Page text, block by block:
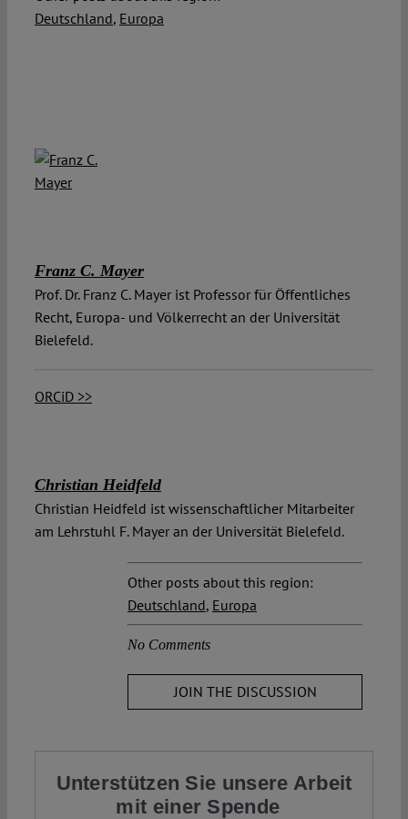
Deutschland, Europa
Franz C. Mayer
Prof. Dr. Franz C. Mayer ist Professor für Öffentliches
Recht, Europa- und Völkerrecht an der Universität
Bielefeld.
ORCiD >>
Christian Heidfeld
Christian Heidfeld ist wissenschaftlicher Mitarbeiter
am Lehrstuhl F. Mayer an der Universität Bielefeld.
Other posts about this region:
Deutschland, Europa
No Comments
JOIN THE DISCUSSION
Unterstützen Sie unsere Arbeit
mit einer Spende